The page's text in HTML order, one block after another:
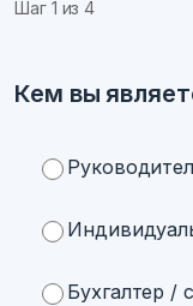
Шаг 1 из 4
Кем вы
Бухгалтер /